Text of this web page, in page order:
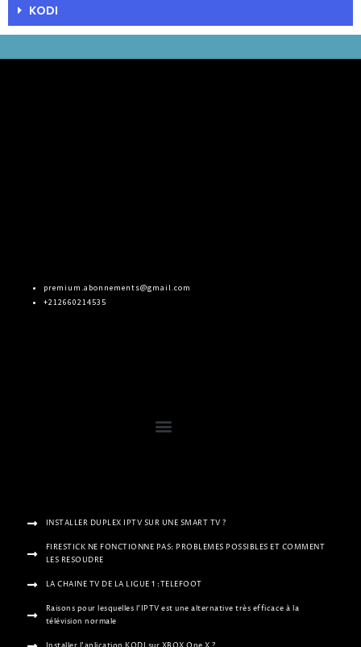
KODI
premium.abonnements@gmail.com
+212660214535
INSTALLER DUPLEX IPTV SUR UNE SMART TV ?
FIRESTICK NE FONCTIONNE PAS: PROBLEMES POSSIBLES ET COMMENT
LES RESOUDRE
LA CHAINE TV DE LA LIGUE 1 :TELEFOOT
Raisons pour lesquelles l’IPTV est une alternative très efficace à la
télévision normale